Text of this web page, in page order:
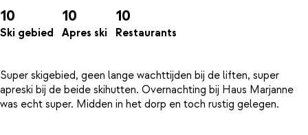
10
Ski gebied
10
Apres ski
10
Restaurants
Super skigebied, geen lange wachttijden bij de liften, super
apreski bij de beide skihutten. Overnachting bij Haus Marjanne